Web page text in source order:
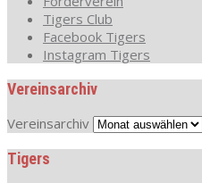
Tigers Club
Facebook Tigers
Instagram Tigers
Vereinsarchiv
Vereinsarchiv
Tigers